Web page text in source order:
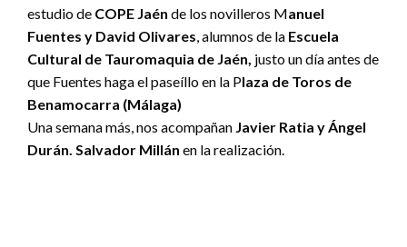
estudio de COPE Jaén de los novilleros Manuel
Fuentes y David Olivares, alumnos de la Escuela
Cultural de Tauromaquia de Jaén, justo un día antes de
que Fuentes haga el paseíllo en la Plaza de Toros de
Benamocarra (Málaga)
Una semana más, nos acompañan Javier Ratia y Ángel
Durán. Salvador Millán en la realización.